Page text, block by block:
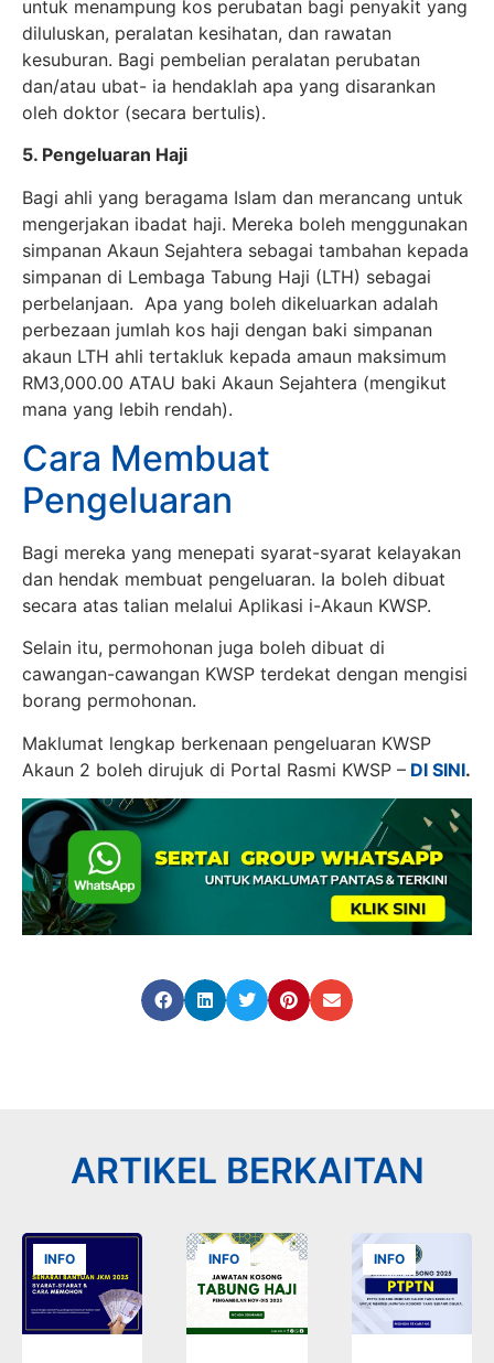
untuk menampung kos perubatan bagi penyakit yang
diluluskan, peralatan kesihatan, dan rawatan
kesuburan. Bagi pembelian peralatan perubatan
dan/atau ubat- ia hendaklah apa yang disarankan
oleh doktor (secara bertulis).
5. Pengeluaran Haji
Bagi ahli yang beragama Islam dan merancang untuk
mengerjakan ibadat haji. Mereka boleh menggunakan
simpanan Akaun Sejahtera sebagai tambahan kepada
simpanan di Lembaga Tabung Haji (LTH) sebagai
perbelanjaan. Apa yang boleh dikeluarkan adalah
perbezaan jumlah kos haji dengan baki simpanan
akaun LTH ahli tertakluk kepada amaun maksimum
RM3,000.00 ATAU baki Akaun Sejahtera (mengikut
mana yang lebih rendah).
Cara Membuat
Pengeluaran
Bagi mereka yang menepati syarat-syarat kelayakan
dan hendak membuat pengeluaran. Ia boleh dibuat
secara atas talian melalui Aplikasi i-Akaun KWSP.
Selain itu, permohonan juga boleh dibuat di
cawangan-cawangan KWSP terdekat dengan mengisi
borang permohonan.
Maklumat lengkap berkenaan pengeluaran KWSP
Akaun 2 boleh dirujuk di Portal Rasmi KWSP – DI SINI.
ARTIKEL BERKAITAN
INFO INFO INFO